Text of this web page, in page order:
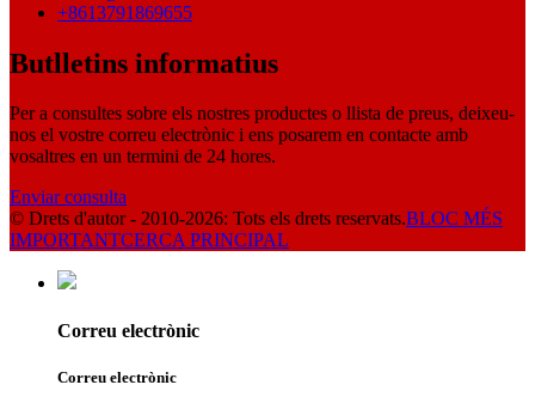
+8613791869655
Butlletins informatius
Per a consultes sobre els nostres productes o llista de preus, deixeu-
nos el vostre correu electrònic i ens posarem en contacte amb
vosaltres en un termini de 24 hores.
Enviar consulta
© Drets d'autor - 2010-2026: Tots els drets reservats.BLOC MÉS
IMPORTANTCERCA PRINCIPAL
Correu electrònic
Correu electrònic